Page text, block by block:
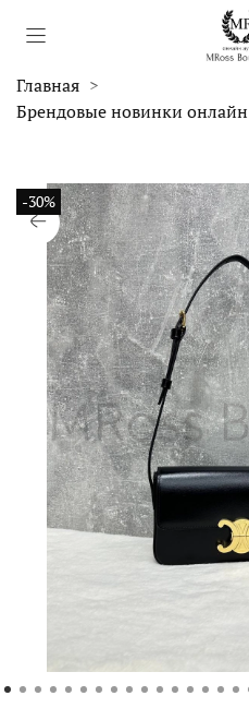
Главная
Брендовые новинки онлайн
-30%